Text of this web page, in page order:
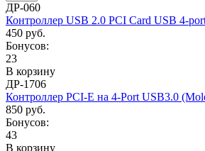
ДР-060
Контроллер USB 2.0 PCI Card USB 4-
450 руб.
Бонусов:
23
В корзину
ДР-1706
Контроллер PCI-E на 4-Port USB3.0
850 руб.
Бонусов:
43
В корзину